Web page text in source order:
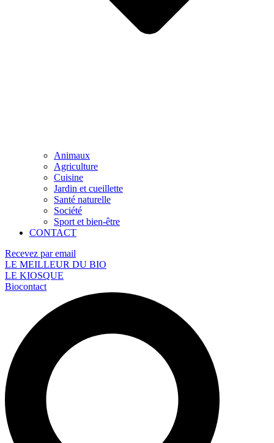
Animaux
Agriculture
Cuisine
Jardin et cueillette
Santé naturelle
Société
Sport et bien-être
CONTACT
Recevez par email
LE MEILLEUR DU BIO
LE KIOSQUE
Biocontact